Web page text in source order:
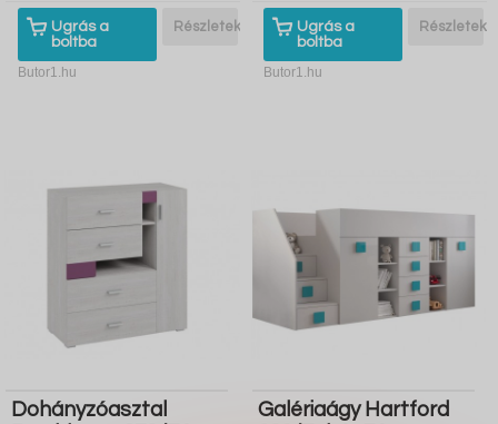
Ugrás a
boltba
Részletek
Butor1.hu
Ugrás a
boltba
Részletek
Butor1.hu
Dohányzóasztal
Galériaágy Hartford